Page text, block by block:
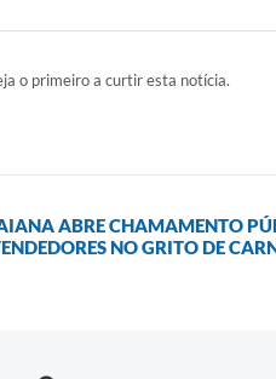
o primeiro a curtir esta notícia.
ABRE CHAMAMENTO
NO GRITO DE